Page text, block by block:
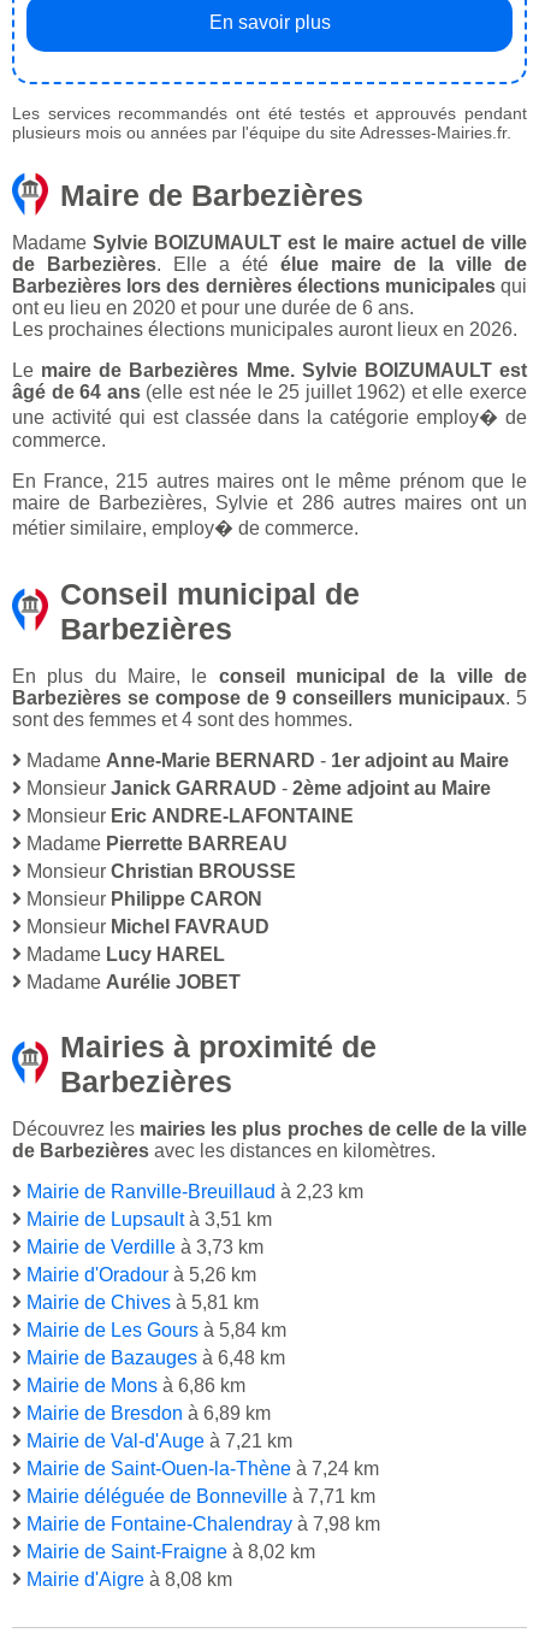
En savoir plus
Les services recommandés ont été testés et approuvés pendant
plusieurs mois ou années par l'équipe du site Adresses-Mairies.fr.
Maire de Barbezières
MadameSylvie BOIZUMAULT est le maire actuel de ville
de Barbezières. Elle a été élue maire de la ville de
Barbezières lors des dernières élections municipalesqui
ont eu lieu en 2020 et pour une durée de 6 ans.
Les prochaines élections municipales auront lieux en 2026.
Le maire de Barbezières Mme. Sylvie BOIZUMAULT est
âgé de 64 ans(elle est née le 25 juillet 1962) et elle exerce
une activité qui est classée dans la catégorie employ� de
commerce.
En France, 215 autres maires ont le même prénom que le
maire de Barbezières, Sylvie et 286 autres maires ont un
métier similaire, employ� de commerce.
Conseil municipal de
Barbezières
En plus du Maire, le conseil municipal de la ville de
Barbezières se compose de 9 conseillers municipaux. 5
sont des femmes et 4 sont des hommes.
Madame Anne-Marie BERNARD - 1er adjoint au Maire
Monsieur Janick GARRAUD - 2ème adjoint au Maire
Monsieur Eric ANDRE-LAFONTAINE
Madame Pierrette BARREAU
Monsieur Christian BROUSSE
Monsieur Philippe CARON
Monsieur Michel FAVRAUD
Madame Lucy HAREL
Madame Aurélie JOBET
Mairies à proximité de
Barbezières
Découvrez les mairies les plus proches de celle de la ville
de Barbezières avec les distances en kilomètres.
Mairie de Ranville-Breuillaud à 2,23 km
Mairie de Lupsaultà 3,51 km
Mairie de Verdille à 3,73 km
Mairie d'Oradour à 5,26 km
Mairie de Chives à 5,81 km
Mairie de Les Gours à 5,84 km
Mairie de Bazauges à 6,48 km
Mairie de Mons à 6,86 km
Mairie de Bresdon à 6,89 km
Mairie de Val-d'Auge à 7,21 km
Mairie de Saint-Ouen-la-Thène à 7,24 km
Mairie déléguée de Bonneville à 7,71 km
Mairie de Fontaine-Chalendray à 7,98 km
Mairie de Saint-Fraigne à 8,02 km
Mairie d'Aigre à 8,08 km